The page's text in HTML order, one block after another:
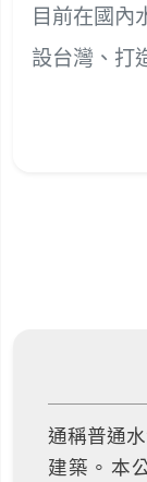
目前在國內
設台灣、打
通稱普通
建築。本